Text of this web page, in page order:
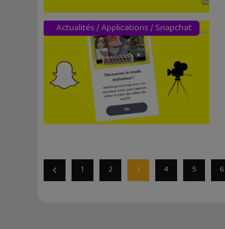
Actualités/Applications/ Snapchat
1 2 3 4 5 6